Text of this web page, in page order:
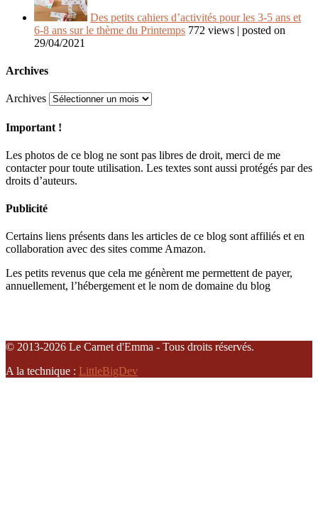
Des petits cahiers d’activités pour les 3-5 ans et
6-8 ans sur le thème du Printemps 772 views | posted on
29/04/2021
Archives
Archives
Important !
Les photos de ce blog ne sont pas libres de droit, merci de me
contacter pour toute utilisation. Les textes sont aussi protégés par des
droits d’auteurs.
Publicité
Certains liens présents dans les articles de ce blog sont affiliés et en
collaboration avec des sites comme Amazon.
Les petits revenus que cela me génèrent me permettent de payer,
annuellement, l’hébergement et le nom de domaine du blog
© 2013-2026 Le Carnet d'Emma - Tous droits réservés.
A la technique : LittleBigDev